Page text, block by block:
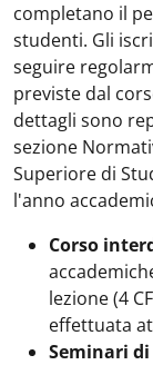
completano il
studenti. Gli
seguire
previste dal
dettagli sono
sezione
Superiore di
l'anno
Corso
lezione (4
effettuata
Seminari di